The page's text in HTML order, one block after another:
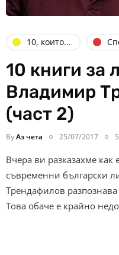
10, които...
10 книги за
Владимир
(част 2)
ByАз чета 25/07/2017
Вчера ви разказахме
съвременни български
Трендафилов разпознава
Това обаче е крайно